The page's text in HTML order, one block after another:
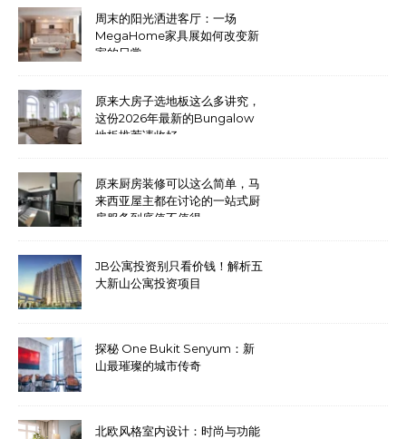
周末的阳光洒进客厅：一场
MegaHome家具展如何改变新
家的日常
原来大房子选地板这么多讲究，
这份2026年最新的Bungalow
地板推荐请收好
原来厨房装修可以这么简单，马
来西亚屋主都在讨论的一站式厨
房服务到底值不值得
JB公寓投资别只看价钱！解析五
大新山公寓投资项目
探秘 One Bukit Senyum：新
山最璀璨的城市传奇
北欧风格室内设计：时尚与功能